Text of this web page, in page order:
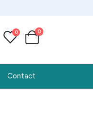
0 0
Contact